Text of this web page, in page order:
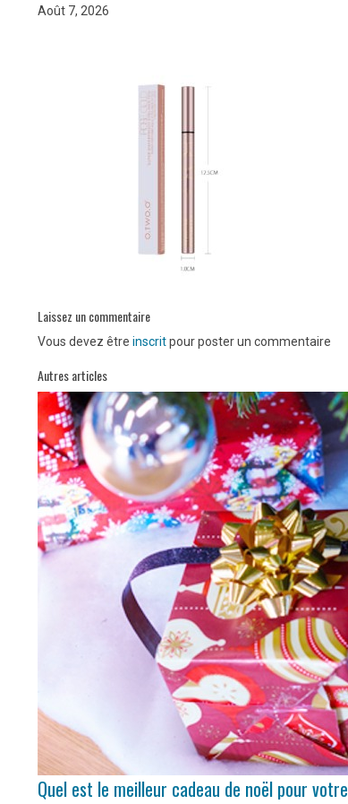
Août 7, 2026
Laissez un commentaire
Vous devez être inscritpour poster un commentaire
Autres articles
Quel est le meilleur cadeau de noël pour